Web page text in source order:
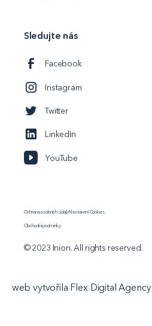
Sledujte nás
Facebook
Instagram
Twitter
LinkedIn
YouTube
© 2023 Inion. All rights reserved.
Ochrana osobních údajů
Obchodní podmínky
Nastavení Cookies
web vytvořila Flex Digital Agency